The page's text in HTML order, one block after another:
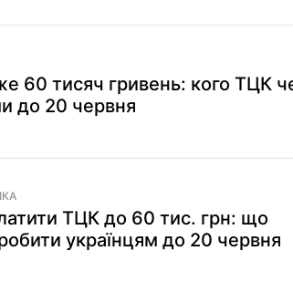
60 тисяч гривень: кого ТЦК
до 20 червня
ТЦК до 60 тис. грн: що
українцям до 20 червня